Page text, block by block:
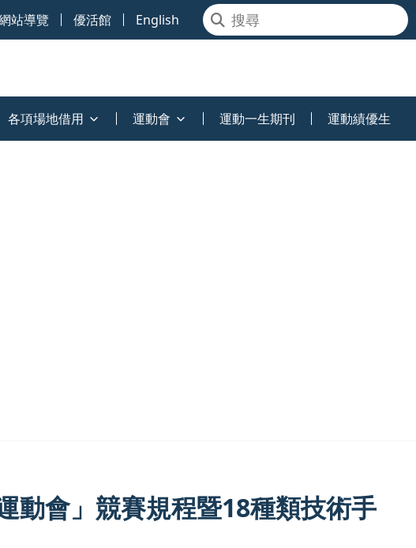
站導覽 優活館 English
各項場地借用 運動會 運動一生期刊 運動績優生
動會」競賽規程暨18種類技術手